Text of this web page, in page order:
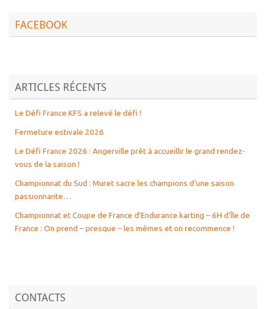
FACEBOOK
ARTICLES RÉCENTS
Le Défi France KFS a relevé le défi !
Fermeture estivale 2026
Le Défi France 2026 : Angerville prêt à accueillir le grand rendez-
vous de la saison !
Championnat du Sud : Muret sacre les champions d’une saison
passionnante…
Championnat et Coupe de France d’Endurance karting – 6H d’Île de
France : On prend – presque – les mêmes et on recommence !
CONTACTS